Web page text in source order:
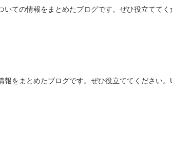
いての情報をまとめたブログです。ぜひ役立てて
報をまとめたブログです。ぜひ役立ててください。